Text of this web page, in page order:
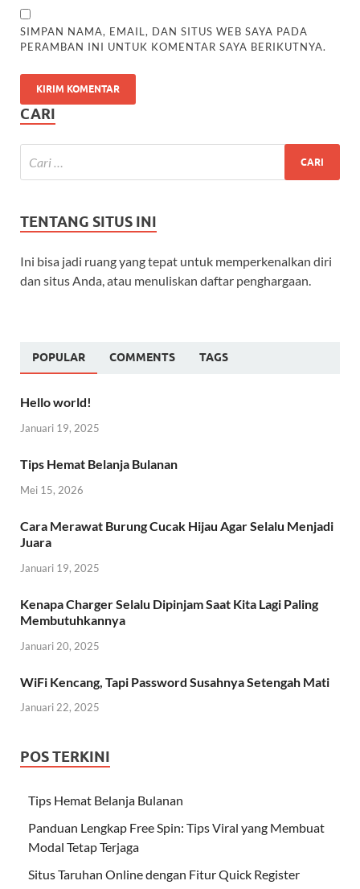
SIMPAN NAMA, EMAIL, DAN SITUS WEB SAYA PADA
PERAMBAN INI UNTUK KOMENTAR SAYA BERIKUTNYA.
CARI
TENTANG SITUS INI
Ini bisa jadi ruang yang tepat untuk memperkenalkan diri
dan situs Anda, atau menuliskan daftar penghargaan.
POPULAR COMMENTS TAGS
Hello world!
Januari 19, 2025
Tips Hemat Belanja Bulanan
Mei 15, 2026
Cara Merawat Burung Cucak Hijau Agar Selalu Menjadi
Juara
Januari 19, 2025
Kenapa Charger Selalu Dipinjam Saat Kita Lagi Paling
Membutuhkannya
Januari 20, 2025
WiFi Kencang, Tapi Password Susahnya Setengah Mati
Januari 22, 2025
POS TERKINI
Tips Hemat Belanja Bulanan
Panduan Lengkap Free Spin: Tips Viral yang Membuat
Modal Tetap Terjaga
Situs Taruhan Online dengan Fitur Quick Register